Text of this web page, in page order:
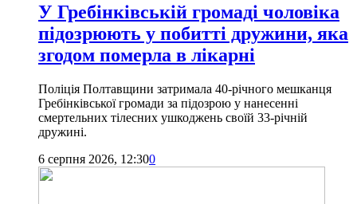
У Гребінківській громаді чоловіка
підозрюють у побитті дружини, яка
згодом померла в лікарні
Поліція Полтавщини затримала 40-річного мешканця
Гребінківської громади за підозрою у нанесенні
смертельних тілесних ушкоджень своїй 33-річній
дружині.
6 серпня 2026, 12:300